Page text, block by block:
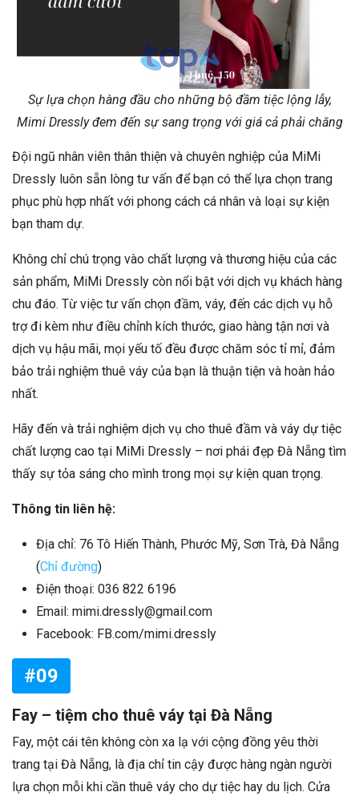
Sự lựa chọn hàng đầu cho những bộ đầm tiệc lộng lẫy,
Mimi Dressly đem đến sự sang trọng với giá cả phải chăng
Đội ngũ nhân viên thân thiện và chuyên nghiệp của MiMi
Dressly luôn sẵn lòng tư vấn để bạn có thể lựa chọn trang
phục phù hợp nhất với phong cách cá nhân và loại sự kiện
bạn tham dự.
Không chỉ chú trọng vào chất lượng và thương hiệu của các
sản phẩm, MiMi Dressly còn nổi bật với dịch vụ khách hàng
chu đáo. Từ việc tư vấn chọn đầm, váy, đến các dịch vụ hỗ
trợ đi kèm như điều chỉnh kích thước, giao hàng tận nơi và
dịch vụ hậu mãi, mọi yếu tố đều được chăm sóc tỉ mỉ, đảm
bảo trải nghiệm thuê váy của bạn là thuận tiện và hoàn hảo
nhất.
Hãy đến và trải nghiệm dịch vụ cho thuê đầm và váy dự tiệc
chất lượng cao tại MiMi Dressly – nơi phái đẹp Đà Nẵng tìm
thấy sự tỏa sáng cho mình trong mọi sự kiện quan trọng.
Thông tin liên hệ:
Địa chỉ: 76 Tô Hiến Thành, Phước Mỹ, Sơn Trà, Đà Nẵng
(Chỉ đường)
Điện thoại: 036 822 6196
Email: mimi.dressly@gmail.com
Facebook: FB.com/mimi.dressly
#09
Fay – tiệm cho thuê váy tại Đà Nẵng
Fay, một cái tên không còn xa lạ với cộng đồng yêu thời
trang tại Đà Nẵng, là địa chỉ tin cậy được hàng ngàn người
lựa chọn mỗi khi cần thuê váy cho dự tiệc hay du lịch. Cửa